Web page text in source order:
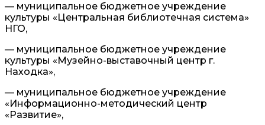
— муниципальное бюджетное учреждение
культуры «Центральная библиотечная система»
НГО,
— муниципальное бюджетное учреждение
культуры «Музейно-выставочный центр г.
Находка»,
— муниципальное бюджетное учреждение
«Информационно-методический центр
«Развитие»,